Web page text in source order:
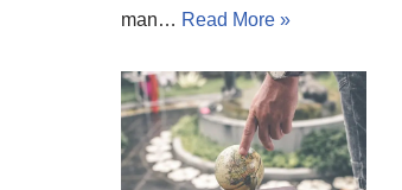
man… Read More »